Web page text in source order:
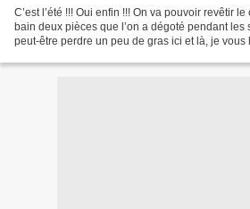
C’est l’été !!! Oui enfin !!! On va pouvoir revêtir
bain deux pièces que l’on a dégoté pendant les
peut-être perdre un peu de gras ici et là, je vous